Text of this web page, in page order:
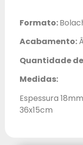
Formato:
Acabamento:
Quantidade
Medidas:
Espessura
36x15cm